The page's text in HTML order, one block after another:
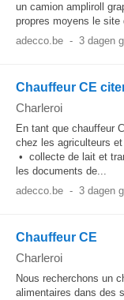
un camion ampliroll
propres moyens le site
adecco.be - 3 dagen
Chauffeur CE
Charleroi
En tant que chauffeur
chez les agriculteurs
• collecte de lait et
les documents de...
adecco.be - 3 dagen
Chauffeur CE
Charleroi
Nous recherchons un
alimentaires dans des